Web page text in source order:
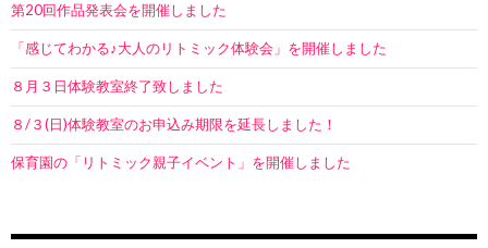
第20回作品発表会を開催しました
「感じてわかる♪大人のリトミック体験会」を開催しました
８月３日体験教室終了致しました
８/３(日)体験教室のお申込み期限を延長しました！
保育園の「リトミック親子イベント」を開催しました